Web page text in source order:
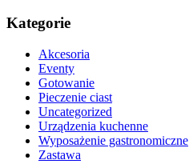
Kategorie
Akcesoria
Eventy
Gotowanie
Pieczenie ciast
Uncategorized
Urządzenia kuchenne
Wyposażenie gastronomiczne
Zastawa